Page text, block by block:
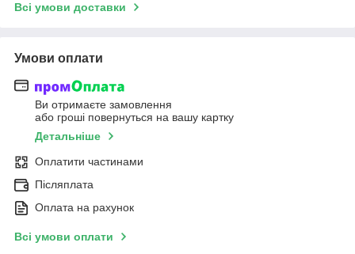
Всі умови доставки
Умови оплати
Ви отримаєте замовлення
або гроші повернуться на вашу картку
Детальніше
Оплатити частинами
Післяплата
Оплата на рахунок
Всі умови оплати